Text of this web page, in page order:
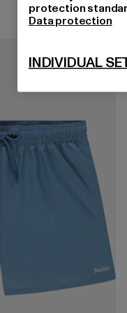
protection
Data protection
INDIVIDUAL